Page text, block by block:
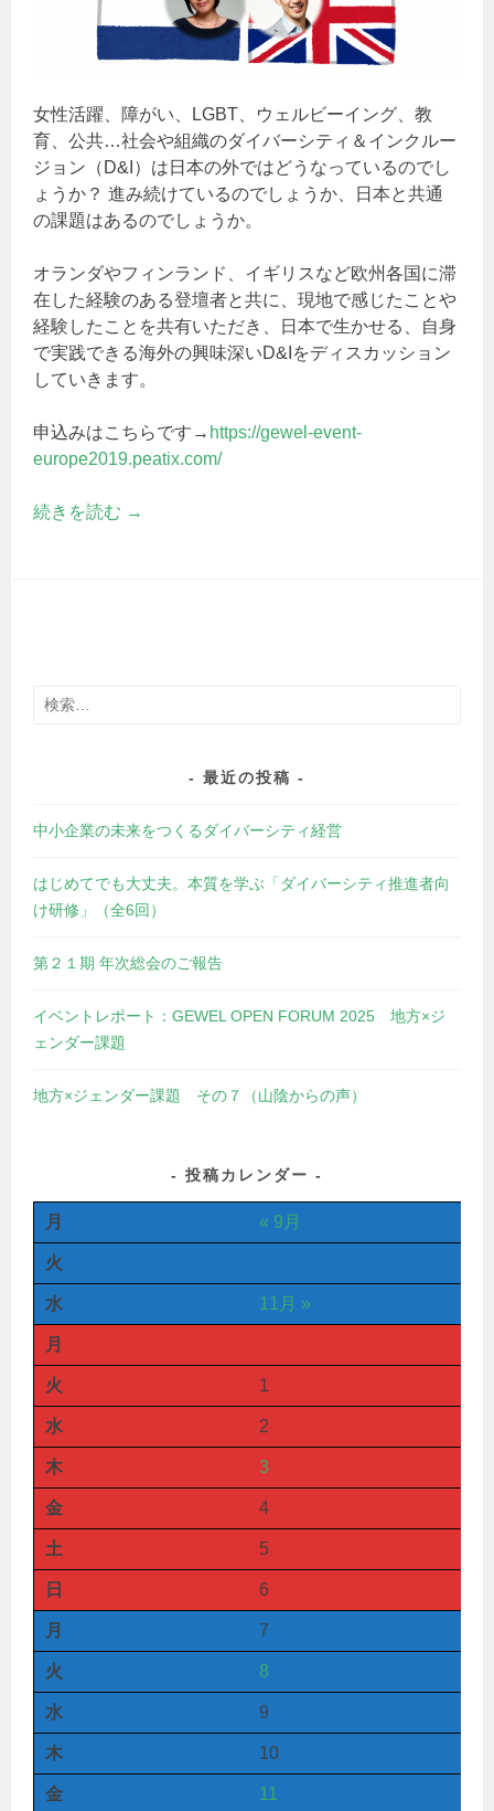
女性活躍、障がい、LGBT、ウェルビーイング、教
育、公共…社会や組織のダイバーシティ＆インクルー
ジョン（D&I）は日本の外ではどうなっているのでし
ょうか？ 進み続けているのでしょうか、日本と共通
の課題はあるのでしょうか。
オランダやフィンランド、イギリスなど欧州各国に滞
在した経験のある登壇者と共に、現地で感じたことや
経験したことを共有いただき、日本で生かせる、自身
で実践できる海外の興味深いD&Iをディスカッション
していきます。
申込みはこちらです→ https://gewel-event-
europe2019.peatix.com/
続きを読む →
検
最近の投稿
中小企業の未来をつくるダイバーシティ経営
はじめてでも大丈夫。本質を学ぶ「ダイバーシティ推進者向
け研修」（全6回）
第２１期 年次総会のご報告
イベントレポート：GEWEL OPEN FORUM 2025 地方×ジ
ェンダー課題
地方×ジェンダー課題 その７（山陰からの声）
投稿カレンダー
月 « 9月
火
水 11月 »
月
火 1
水 2
木 3
金 4
土 5
日 6
月 7
火 8
水 9
木 10
金 11